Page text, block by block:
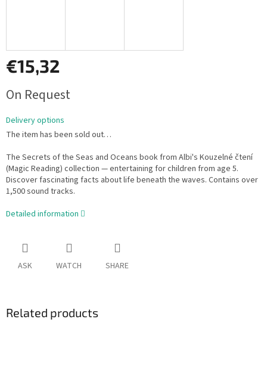
€15,32
price:
On Request
Delivery options
The item has been sold out…
The Secrets of the Seas and Oceans book from Albi's Kouzelné čtení
(Magic Reading) collection — entertaining for children from age 5.
Discover fascinating facts about life beneath the waves. Contains over
1,500 sound tracks.
Detailed information
ASK WATCH SHARE
Related products